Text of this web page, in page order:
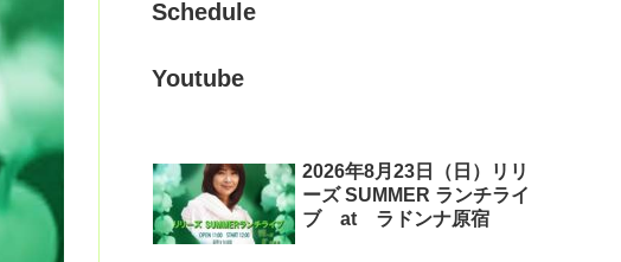
Schedule
Youtube
2026年8月23日（日）リリ
ーズ SUMMER ランチライ
ブ at ラドンナ原宿